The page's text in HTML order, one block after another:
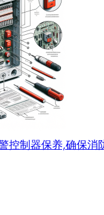
控制器保养,确保消